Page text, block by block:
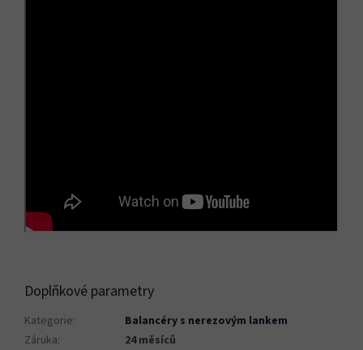
Doplňkové parametry
Kategorie:
Balancéry s nerezovým lankem
Záruka:
24 měsíců